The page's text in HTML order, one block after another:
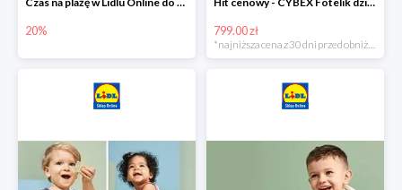
20% 799.00 zł